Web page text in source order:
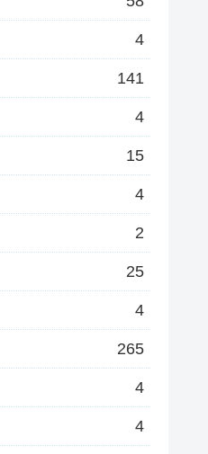
4
141
4
15
4
2
25
4
265
4
4